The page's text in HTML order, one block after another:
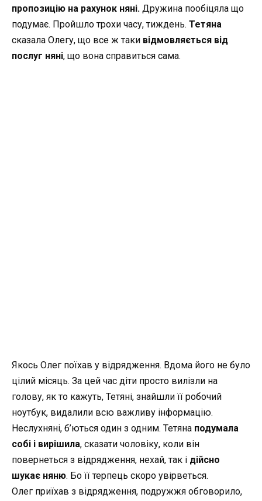
пропозицію на рахунок няні. Дружина пообіцяла що
подумає. Пройшло трохи часу, тиждень. Тетяна
сказала Олегу, що все ж таки відмовляється від
послуг няні, що вона справиться сама.
Якось Олег поїхав у відрядження. Вдома його не було
цілий місяць. За цей час діти просто вилізли на
голову, як то кажуть, Тетяні, знайшли її робочий
ноутбук, видалили всю важливу інформацію.
Неслухняні, б’ються один з одним. Тетяна подумала
собі і вирішила, сказати чоловіку, коли він
повернеться з відрядження, нехай, так і дійсно
шукає няню. Бо її терпець скоро увірветься.
Олег приїхав з відрядження, подружжя обговорило,